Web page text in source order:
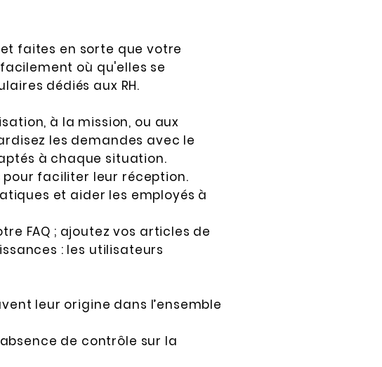
faites en sorte que votre
où qu'elles se
dédiés aux RH.
à la mission, ou aux
les demandes avec le
à chaque situation.
pour faciliter leur réception.
et aider les employés à
FAQ ; ajoutez vos articles de
: les utilisateurs
leur origine dans l’ensemble
de contrôle sur la